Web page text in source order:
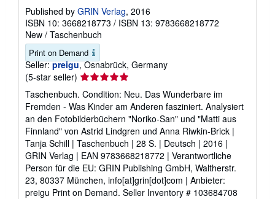
Published by GRIN Verlag, 2016
ISBN 10: 3668218773 / ISBN 13: 9783668218772
New / Taschenbuch
Print on Demand
Seller: preigu, Osnabrück, Germany
(5-star seller) Seller
rating
5
out
of
5
stars
Taschenbuch. Condition: Neu. Das Wunderbare im
Fremden - Was Kinder am Anderen fasziniert. Analysiert
an den Fotobilderbüchern "Noriko-San" und "Matti aus
Finnland" von Astrid Lindgren und Anna Riwkin-Brick |
Tanja Schill | Taschenbuch | 28 S. | Deutsch | 2016 |
GRIN Verlag | EAN 9783668218772 | Verantwortliche
Person für die EU: GRIN Publishing GmbH, Waltherstr.
23, 80337 München, info[at]grin[dot]com | Anbieter:
preigu Print on Demand. Seller Inventory # 103684708